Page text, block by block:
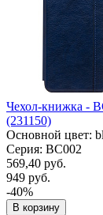
Чехол-книжка -
(231150)
Основной цвет:
Серия: BC002
569,40 руб.
949 руб.
-40%
В корзину